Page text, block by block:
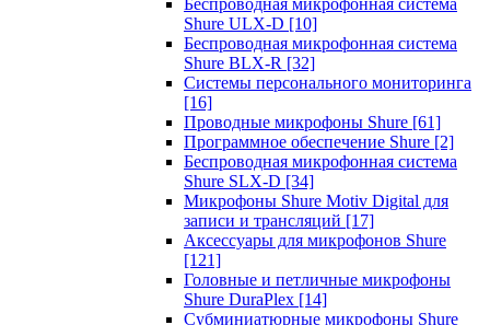
Беспроводная микрофонная система
Shure ULX-D [10]
Беспроводная микрофонная система
Shure BLX-R [32]
Системы персонального мониторинга
[16]
Проводные микрофоны Shure [61]
Программное обеспечение Shure [2]
Беспроводная микрофонная система
Shure SLX-D [34]
Микрофоны Shure Motiv Digital для
записи и трансляций [17]
Аксессуары для микрофонов Shure
[121]
Головные и петличные микрофоны
Shure DuraPlex [14]
Субминиатюрные микрофоны Shure